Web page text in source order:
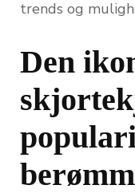
trends og
Den